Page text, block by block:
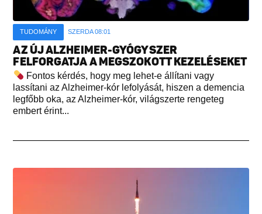
TUDOMÁNY SZERDA 08:01
AZ ÚJ ALZHEIMER-GYÓGYSZER
FELFORGATJA A MEGSZOKOTT KEZELÉSEKET
Fontos kérdés, hogy meg lehet-e állítani vagy
lassítani az Alzheimer-kór lefolyását, hiszen a demencia
legfőbb oka, az Alzheimer-kór, világszerte rengeteg
embert érint...